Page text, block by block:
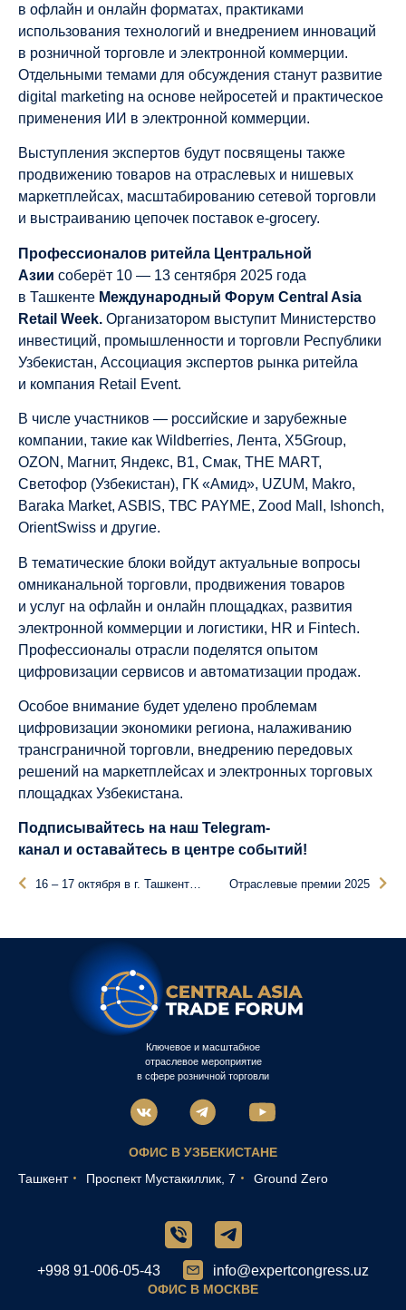
в офлайн и онлайн форматах, практиками
использования технологий и внедрением инноваций
в розничной торговле и электронной коммерции.
Отдельными темами для обсуждения станут развитие
digital marketing на основе нейросетей и практическое
применения ИИ в электронной коммерции.
Выступления экспертов будут посвящены также
продвижению товаров на отраслевых и нишевых
маркетплейсах, масштабированию сетевой торговли
и выстраиванию цепочек поставок e-grocery.
Профессионалов ритейла Центральной
Азии соберёт 10 — 13 сентября 2025 года
в Ташкенте Международный Форум Central Asia
Retail Week. Организатором выступит Министерство
инвестиций, промышленности и торговли Республики
Узбекистан, Ассоциация экспертов рынка ритейла
и компания Retail Event.
В числе участников — российские и зарубежные
компании, такие как Wildberries, Лента, X5Group,
OZON, Магнит, Яндекс, B1, Смак, THE MART,
Светофор (Узбекистан), ГК «Амид», UZUM, Makro,
Baraka Market, ASBIS, ТВС PAYME, Zood Mall, Ishonch,
OrientSwiss и другие.
В тематические блоки войдут актуальные вопросы
омниканальной торговли, продвижения товаров
и услуг на офлайн и онлайн площадках, развития
электронной коммерции и логистики, HR и Fintech.
Профессионалы отрасли поделятся опытом
цифровизации сервисов и автоматизации продаж.
Особое внимание будет уделено проблемам
цифровизации экономики региона, налаживанию
трансграничной торговли, внедрению передовых
решений на маркетплейсах и электронных торговых
площадках Узбекистана.
Подписывайтесь на наш Telegram-
канал и оставайтесь в центре событий!
16 – 17 октября в г. Ташкенте прошел Международный Форум электронной коммерции и ритейла Central Asia Retail Week Отраслевые премии 2025
Ключевое и масштабное
отраслевое мероприятие
в сфере розничной торговли
ОФИС В УЗБЕКИСТАНЕ
Ташкент
Проспект Мустакиллик, 7 Ground Zero
+998 91-006-05-43 info@expertcongress.uz
ОФИС В МОСКВЕ